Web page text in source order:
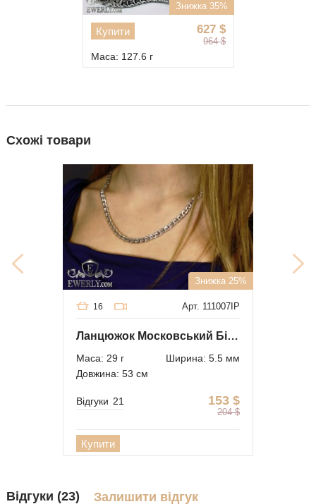
Знижка 35%
627 $
964 $
Купити
Маса: 127.6 г
Схожі товари
Знижка 25%
Арт. 111007IP
16
Ланцюжок Московський Бісмарк
Маса: 29 г
Ширина: 5.5 мм
Довжина: 53 см
153 $
204 $
Відгуки 21
Купити
Відгуки (23) Залишити відгук